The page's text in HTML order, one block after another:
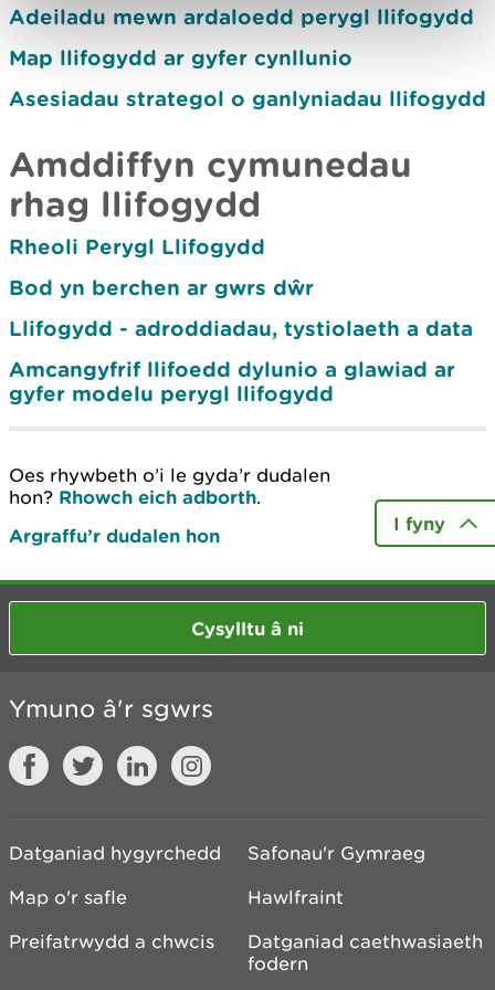
Adeiladu mewn ardaloedd perygl llifogydd
Map llifogydd ar gyfer cynllunio
Asesiadau strategol o ganlyniadau llifogydd
Amddiffyn cymunedau
rhag llifogydd
Rheoli Perygl Llifogydd
Bod yn berchen ar gwrs dŵr
Llifogydd - adroddiadau, tystiolaeth a data
Amcangyfrif llifoedd dylunio a glawiad ar
gyfer modelu perygl llifogydd
Oes rhywbeth o’i le gyda’r dudalen
hon? Rhowch eich adborth.
Argraffu’r dudalen hon
I fyny
Cysylltu â ni
Ymuno â'r sgwrs
Datganiad hygyrchedd
Safonau'r Gymraeg
Map o'r safle
Hawlfraint
Preifatrwydd a chwcis
Datganiad caethwasiaeth
fodern